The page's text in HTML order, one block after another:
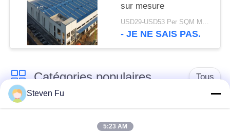
sur mesure
USD29-USD53 Per SQM MOQ:500 mètres carrés
- JE NE SAIS PAS.
Catégories populaires Tous
entrepôt de structure
Atelier de structure
métallique
Steven Fu
5:23 AM